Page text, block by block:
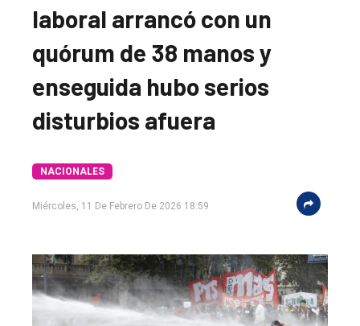
El
único
laboral arrancó con un
quórum de 38 manos y
enseguida hubo serios
disturbios afuera
NACIONALES
Miércoles, 11 De Febrero De 2026 18:59